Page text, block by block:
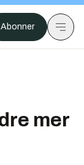
Abonner
mer